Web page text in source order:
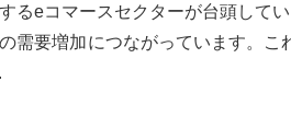
るeコマースセクターが台頭して
需要増加につながっています。